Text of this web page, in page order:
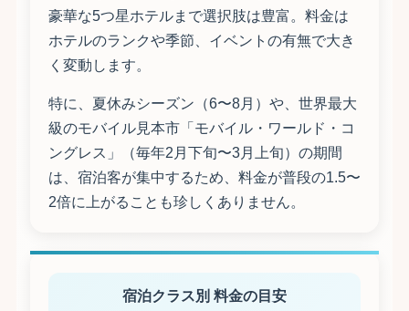
豪華な5つ星ホテルまで選択肢は豊富。料金は
ホテルのランクや季節、イベントの有無で大き
く変動します。
特に、夏休みシーズン（6〜8月）や、世界最大
級のモバイル見本市「モバイル・ワールド・コ
ングレス」（毎年2月下旬〜3月上旬）の期間
は、宿泊客が集中するため、料金が普段の1.5〜
2倍に上がることも珍しくありません。
宿泊クラス別 料金の目安